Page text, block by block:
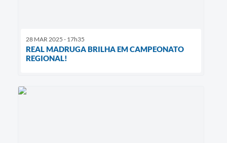
28 MAR 2025 - 17h35
REAL MADRUGA BRILHA EM CAMPEONATO
REGIONAL!